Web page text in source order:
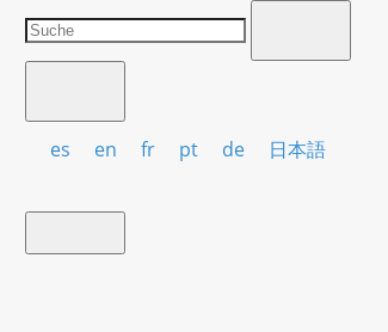
es en fr pt de 日本語